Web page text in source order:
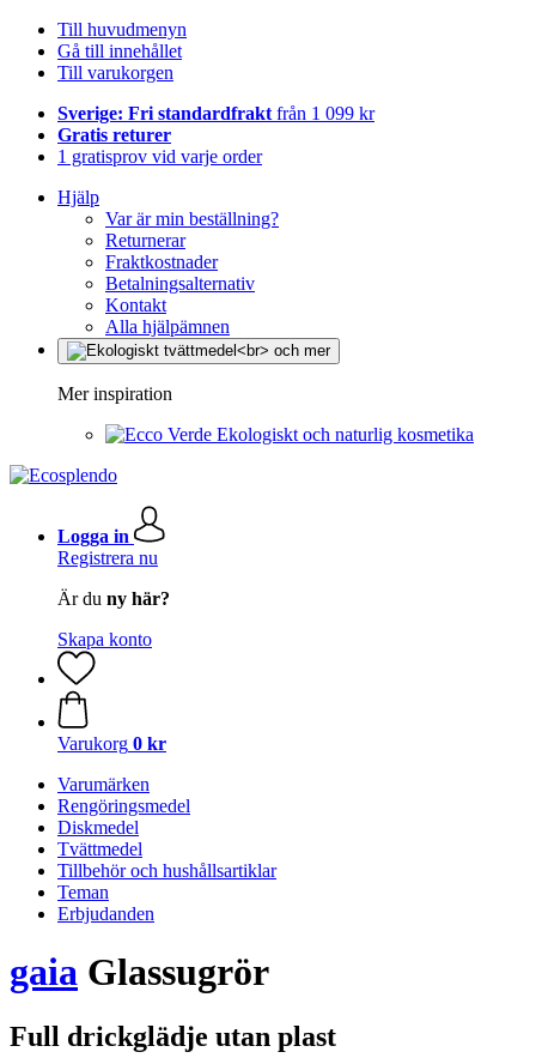
Till huvudmenyn
Gå till innehållet
Till varukorgen
Sverige: Fri standardfrakt från 1 099 kr
Gratis returer
1 gratisprov vid varje order
Hjälp
Var är min beställning?
Returnerar
Fraktkostnader
Betalningsalternativ
Kontakt
Alla hjälpämnen
Mer inspiration
Ekologiskt och naturlig kosmetika
Logga in
Registrera nu
Är du ny här?
Skapa konto
Varukorg 0 kr
Varumärken
Rengöringsmedel
Diskmedel
Tvättmedel
Tillbehör och hushållsartiklar
Teman
Erbjudanden
gaia Glassugrör
Full drickglädje utan plast